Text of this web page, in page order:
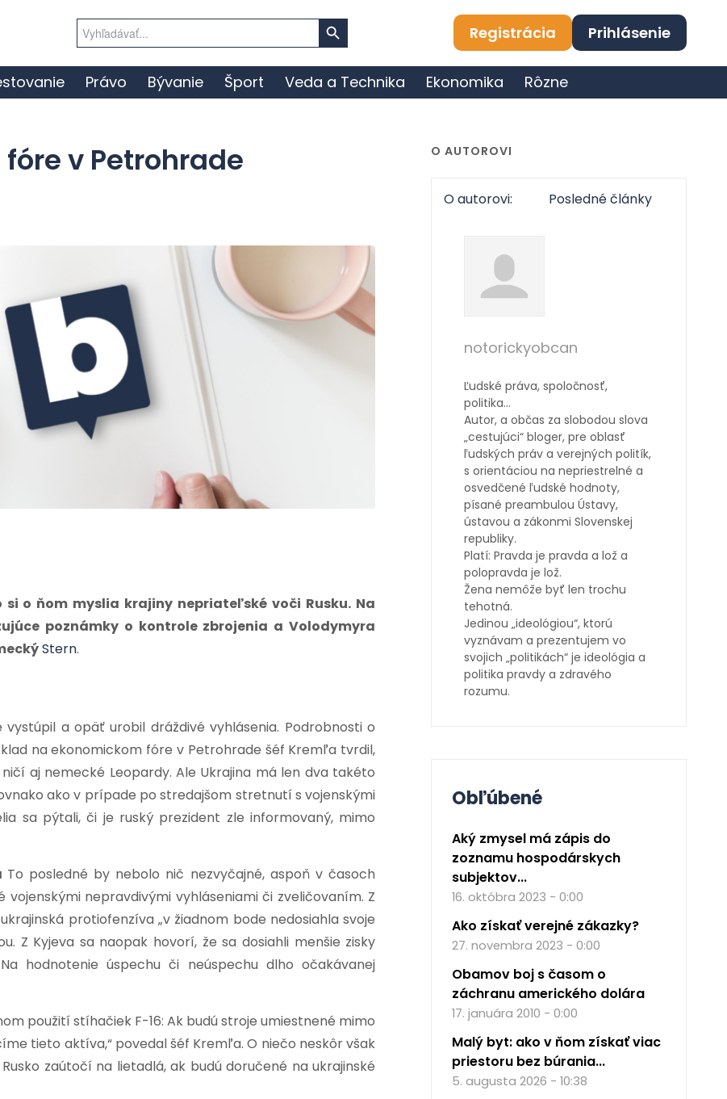
for:
Search Button
Registrácia Prihlásenie
Právo Bývanie Šport Veda a Technika Ekonomika Rôzne
v Petrohrade
o ňom myslia krajiny nepriateľské voči Rusku. Na
poznámky o kontrole zbrojenia a Volodymyra
Stern.
a opäť urobil dráždivé vyhlásenia. Podrobnosti o
na ekonomickom fóre v Petrohrade šéf Kremľa tvrdil,
aj nemecké Leopardy. Ale Ukrajina má len dva takéto
ako v prípade po stredajšom stretnutí s vojenskými
sa pýtali, či je ruský prezident zle informovaný, mimo
To posledné by nebolo nič nezvyčajné, aspoň v časoch
vojenskými nepravdivými vyhláseniami či zveličovaním. Z
protiofenzíva „v žiadnom bode nedosiahla svoje
Z Kyjeva sa naopak hovorí, že sa dosiahli menšie zisky
hodnotenie úspechu či neúspechu dlho očakávanej
použití stíhačiek F-16: Ak budú stroje umiestnené mimo
tieto aktíva,“ povedal šéf Kremľa. O niečo neskôr však
zaútočí na lietadlá, ak budú doručené na ukrajinské
O AUTOROVI
O autorovi: Posledné články
notorickyobcan
Ľudské práva, spoločnosť,
politika…
Autor, a občas za slobodou slova
„cestujúci“ bloger, pre oblasť
ľudských práv a verejných politík,
s orientáciou na nepriestrelné a
osvedčené ľudské hodnoty,
písané preambulou Ústavy,
ústavou a zákonmi Slovenskej
republiky.
Platí: Pravda je pravda a lož a
polopravda je lož.
Žena nemôže byť len trochu
tehotná.
Jedinou „ideológiou“, ktorú
vyznávam a prezentujem vo
svojich „politikách“ je ideológia a
politika pravdy a zdravého
rozumu.
Obľúbené
Aký zmysel má zápis do
zoznamu hospodárskych
subjektov...
16. októbra 2023 - 0:00
Ako získať verejné zákazky?
27. novembra 2023 - 0:00
Obamov boj s časom o
záchranu amerického dolára
17. januára 2010 - 0:00
Malý byt: ako v ňom získať viac
priestoru bez búrania...
5. augusta 2026 - 10:38